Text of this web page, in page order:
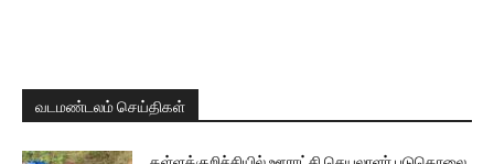
வடமண்டலம் செய்திகள்